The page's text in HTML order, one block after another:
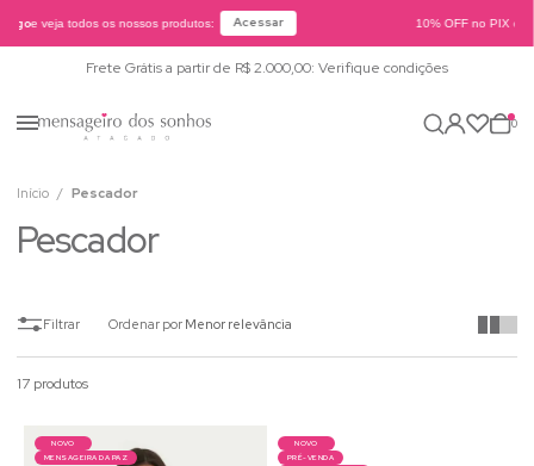
e veja todos os nossos produtos: Acessar 10% OFF no PIX ou
Frete Grátis a partir de R$ 2.000,00: Verifique condições
0
Início Pescador
Pescador
Ordenar por Menor relevância
17 produtos
NOVO
MENSAGEIRA DA PAZ
NOVO
PRÉ-VENDA